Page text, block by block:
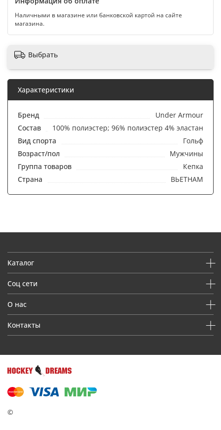
Наличными в магазине или банковской картой на сайте
магазина.
Выбрать
Характеристики
Бренд
Under Armour
Состав
100% полиэстер; 96% полиэстер 4% эластан
Вид спорта
Гольф
Возраст/пол
Мужчины
Группа товаров
Кепка
Страна
ВЬЕТНАМ
Каталог
Соц сети
О нас
Контакты
©